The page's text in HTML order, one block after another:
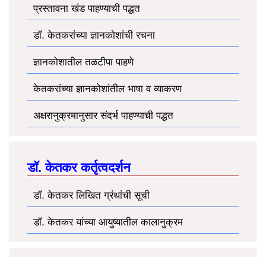
प्रस्तावना खंड पाहण्याची पद्धत
डॉ. केतकरांच्या ज्ञानकोशांची रचना
ज्ञानकोशातील तळटीपा पाहणे
केतकरांच्या ज्ञानकोशांतील भाषा व व्याकरण
अक्षरानुक्रमानुसार संदर्भ पाहण्याची पद्धत
डॉ. केतकर कर्तृत्वदर्शन
डॉ. केतकर लिखित ग्रंथांची सूची
डॉ. केतकर यांच्या आयुष्यातील कालानुक्रम